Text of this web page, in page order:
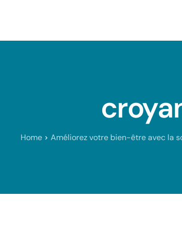
Home Améliorez votre bien-être avec la